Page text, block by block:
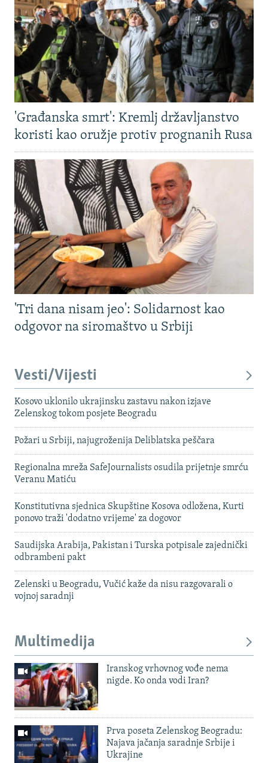
NASTANAK I RASPAD JUGOSLAVIJE
'Građanska smrt': Kremlj državljanstvo
koristi kao oružje protiv prognanih Rusa
'Tri dana nisam jeo': Solidarnost kao
odgovor na siromaštvo u Srbiji
Vesti/Vijesti
Kosovo uklonilo ukrajinsku zastavu nakon izjave
Zelenskog tokom posjete Beogradu
Požari u Srbiji, najugroženija Deliblatska peščara
Regionalna mreža SafeJournalists osudila prijetnje smrću
Veranu Matiću
Konstitutivna sjednica Skupštine Kosova odložena, Kurti
ponovo traži 'dodatno vrijeme' za dogovor
Saudijska Arabija, Pakistan i Turska potpisale zajednički
odbrambeni pakt
Zelenski u Beogradu, Vučić kaže da nisu razgovarali o
vojnoj saradnji
Multimedija
Iranskog vrhovnog vođe nema
nigde. Ko onda vodi Iran?
Prva poseta Zelenskog Beogradu:
Najava jačanja saradnje Srbije i
Ukrajine